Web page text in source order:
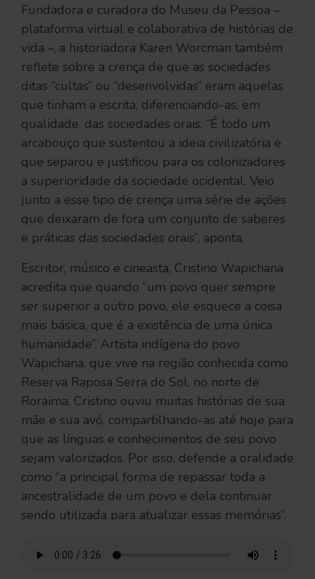
Fundadora e curadora do Museu da Pessoa –
plataforma virtual e colaborativa de histórias de
vida –, a historiadora Karen Worcman também
reflete sobre a crença de que as sociedades
ditas “cultas” ou “desenvolvidas” eram aquelas
que tinham a escrita, diferenciando-as, em
qualidade, das sociedades orais. “É todo um
arcabouço que sustentou a ideia civilizatória e
que separou e justificou para os colonizadores
a superioridade da sociedade ocidental. Veio
junto a esse tipo de crença uma série de ações
que deixaram de fora um conjunto de saberes
e práticas das sociedades orais”, aponta.
Escritor, músico e cineasta, Cristino Wapichana
acredita que quando “um povo quer sempre
ser superior a outro povo, ele esquece a coisa
mais básica, que é a existência de uma única
humanidade”. Artista indígena do povo
Wapichana, que vive na região conhecida como
Reserva Raposa Serra do Sol, no norte de
Roraima, Cristino ouviu muitas histórias de sua
mãe e sua avó, compartilhando-as até hoje para
que as línguas e conhecimentos de seu povo
sejam valorizados. Por isso, defende a oralidade
como “a principal forma de repassar toda a
ancestralidade de um povo e dela continuar
sendo utilizada para atualizar essas memórias”.